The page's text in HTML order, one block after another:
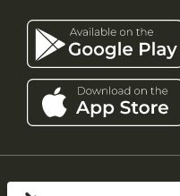
iddaatahmin11.com